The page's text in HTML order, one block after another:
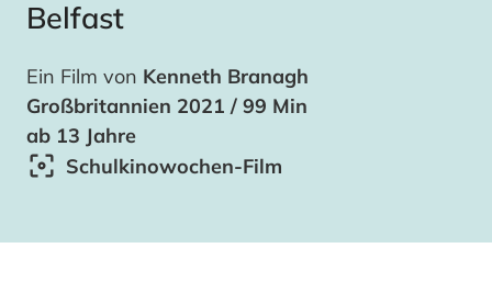
Belfast
Ein Film von Kenneth Branagh
Großbritannien 2021 / 99 Min
ab 13 Jahre
Schulkinowochen-Film